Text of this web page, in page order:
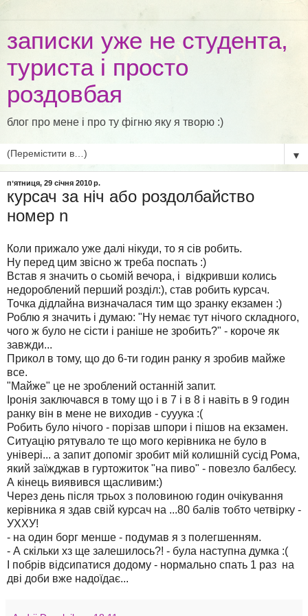
записки уже не студента,
туриста і просто
роздовбая
блог про мене і про ту фігню яку я творю :)
▼
пʼятниця, 29 січня 2010 р.
курсач за ніч або роздолбайство
номер n
Коли прижало уже далі нікуди, то я сів робить.
Ну перед цим звісно ж треба поспать :)
Встав я значить о сьомій вечора, і відкривши колись
недороблений перший розділ:), став робить курсач.
Точка дідлайна визначалася тим що зранку екзамен :)
Роблю я значить і думаю: "Ну немає тут нічого складного,
чого ж було не сісти і раніше не зробить?" - короче як
завжди...
Прикол в тому, що до 6-ти годин ранку я зробив майже
все.
"Майже" це не зроблений останній запит.
Іронія заключався в тому що і в 7 і в 8 і навіть в 9 годин
ранку він в мене не виходив - сууука :(
Робить було нічого - порізав шпори і пішов на екзамен.
Ситуацію рятувало те що мого керівника не було в
універі... а запит допоміг зробит мій колишній сусід Рома,
який заїжджав в гуртожиток "на пиво" - повезло балбесу.
А кінець виявився щасливим:)
Через день після трьох з половиною годин очікування
керівника я здав свій курсач на ...80 балів тобто четвірку -
УХХУ!
- на один борг менше - подумав я з полегшенням.
- А скільки хз ще залешилось?! - була наступна думка :(
І побрів відсипатися додому - нормально спать 1 раз на
дві доби вже надоїдає...